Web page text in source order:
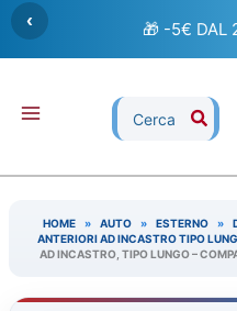
Vai
contenuto
‹ 🎁 -5€ DAL
Ricerca
per:
HOME » AUTO » ESTERNO »
ANTERIORI AD INCASTRO TIPO
AD INCASTRO, TIPO LUNGO –